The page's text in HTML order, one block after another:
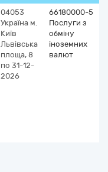
04053
Україна м.
Київ
Львівська
площа, 8
по 31-12-
2026
66180000-5
Послуги з
обміну
іноземних
валют